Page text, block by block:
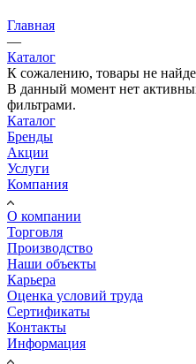
Главная
—
Каталог
К сожалению, товары не
В данный момент нет
фильтрами.
Каталог
Бренды
Акции
Услуги
Компания
О компании
Торговля
Производство
Наши объекты
Карьера
Оценка условий труда
Сертификаты
Контакты
Информация